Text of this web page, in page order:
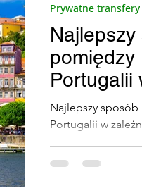
Portugalska
Jednorożce
(Sabores do
pomiędzy
Portugalii
Najlepszy
Portugalii w
Prywatne transfery